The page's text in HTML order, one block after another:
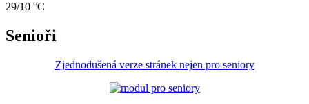
29/10 °C
Senioři
Zjednodušená verze stránek nejen pro seniory